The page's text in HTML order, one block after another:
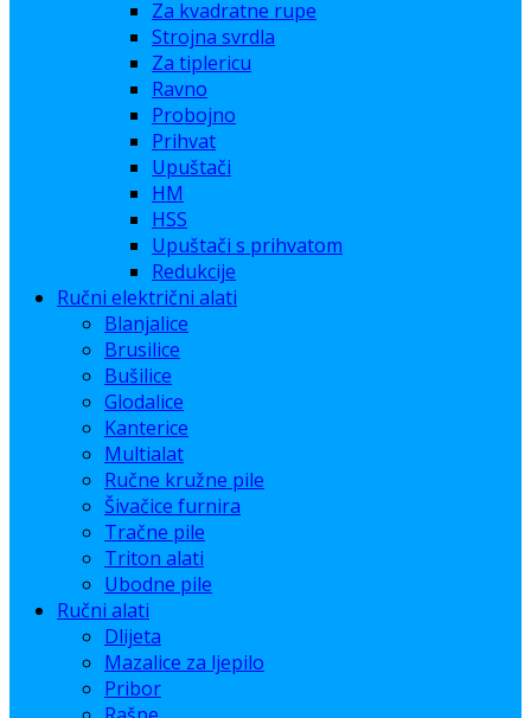
Za kvadratne rupe
Strojna svrdla
Za tiplericu
Ravno
Probojno
Prihvat
Upuštači
HM
HSS
Upuštači s prihvatom
Redukcije
Ručni električni alati
Blanjalice
Brusilice
Bušilice
Glodalice
Kanterice
Multialat
Ručne kružne pile
Šivačice furnira
Tračne pile
Triton alati
Ubodne pile
Ručni alati
Dlijeta
Mazalice za ljepilo
Pribor